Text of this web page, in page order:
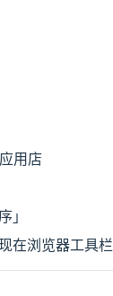
用店
」
在浏览器工具栏